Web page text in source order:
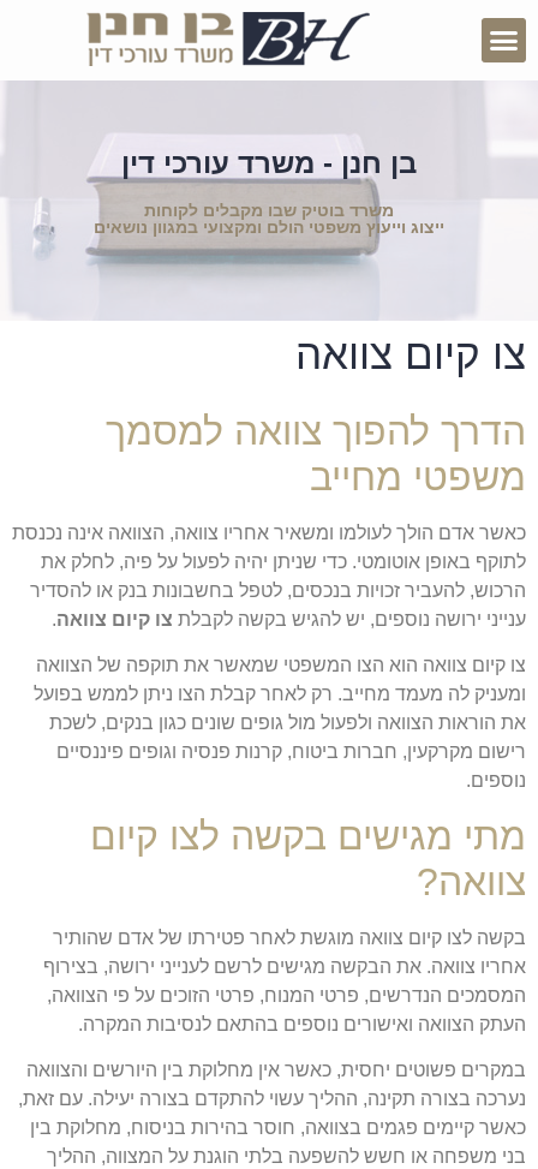
בן חנן - משרד עורכי דין
משרד בוטיק שבו מקבלים לקוחות
ייצוג וייעוץ משפטי הולם ומקצועי במגוון נושאים
צו קיום צוואה
הדרך להפוך צוואה למסמך
משפטי מחייב
כאשר אדם הולך לעולמו ומשאיר אחריו צוואה, הצוואה אינה נכנסת
לתוקף באופן אוטומטי. כדי שניתן יהיה לפעול על פיה, לחלק את
הרכוש, להעביר זכויות בנכסים, לטפל בחשבונות בנק או להסדיר
ענייני ירושה נוספים, יש להגיש בקשה לקבלת צו קיום צוואה.
צו קיום צוואה הוא הצו המשפטי שמאשר את תוקפה של הצוואה
ומעניק לה מעמד מחייב. רק לאחר קבלת הצו ניתן לממש בפועל
את הוראות הצוואה ולפעול מול גופים שונים כגון בנקים, לשכת
רישום מקרקעין, חברות ביטוח, קרנות פנסיה וגופים פיננסיים
נוספים.
מתי מגישים בקשה לצו קיום
צוואה?
בקשה לצו קיום צוואה מוגשת לאחר פטירתו של אדם שהותיר
אחריו צוואה. את הבקשה מגישים לרשם לענייני ירושה, בצירוף
המסמכים הנדרשים, פרטי המנוח, פרטי הזוכים על פי הצוואה,
העתק הצוואה ואישורים נוספים בהתאם לנסיבות המקרה.
במקרים פשוטים יחסית, כאשר אין מחלוקת בין היורשים והצוואה
נערכה בצורה תקינה, ההליך עשוי להתקדם בצורה יעילה. עם זאת,
כאשר קיימים פגמים בצוואה, חוסר בהירות בניסוח, מחלוקת בין
בני משפחה או חשש להשפעה בלתי הוגנת על המצווה, ההליך